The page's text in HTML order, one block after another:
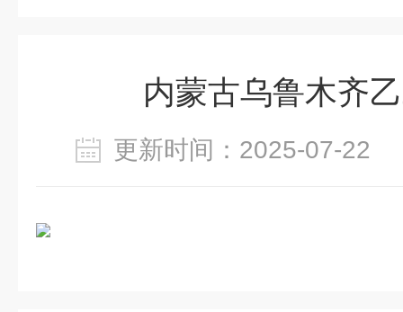
内蒙古乌鲁木齐
更新时间：2025-07-